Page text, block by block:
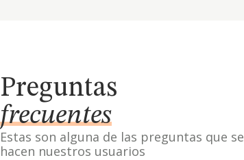
Preguntas
frecuentes
Estas son alguna de las preguntas que se
hacen nuestros usuarios